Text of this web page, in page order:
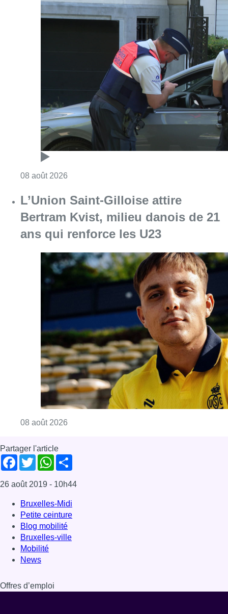
08 août 2026
L’Union Saint-Gilloise attire
Bertram Kvist, milieu danois de 21
ans qui renforce les U23
08 août 2026
Partager l'article
Facebook
TwitterWhatsApp
26 août 2019 - 10h44
Bruxelles-Midi
Petite ceinture
Blog mobilité
Bruxelles-ville
Mobilité
News
Offres d’emploi